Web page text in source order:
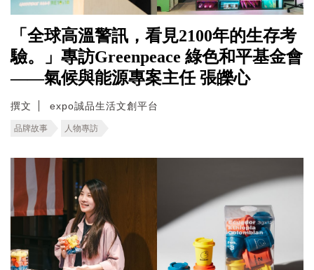
「全球高溫警訊，看見2100年的生存考
驗。」專訪Greenpeace 綠色和平基金會
——氣候與能源專案主任 張皪心
撰文 expo誠品生活文創平台
品牌故事 人物專訪